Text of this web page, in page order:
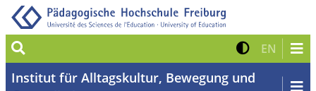
Suche Kontrast
EN Zur
Institut für Alltagskultur, Bewegung und